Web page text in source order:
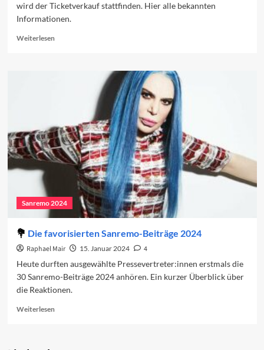
wird der Ticketverkauf stattfinden. Hier alle bekannten
Informationen.
WeiterlesenRead
2024
Sanremo 2024
Die favorisierten Sanremo-Beiträge 2024
Raphael Mair 15. Januar 2024
4
Heute durften ausgewählte Pressevertreter:innen erstmals die
30 Sanremo-Beiträge 2024 anhören. Ein kurzer Überblick über
die Reaktionen.
WeiterlesenRead